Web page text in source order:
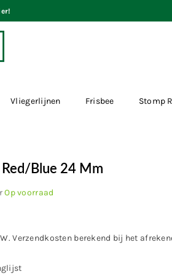
Vliegerlijnen Frisbee Stomp
blue 24 Mm
Op voorraad
Verzendkostenberekend bij het